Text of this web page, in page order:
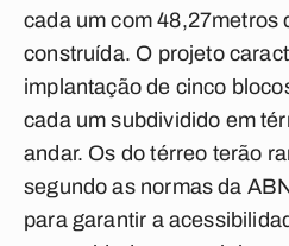
cada um com 48,27metros
construída. O projeto
implantação de cinco
cada um subdividido em
andar. Os do térreo terão
segundo as normas da
para garantir a